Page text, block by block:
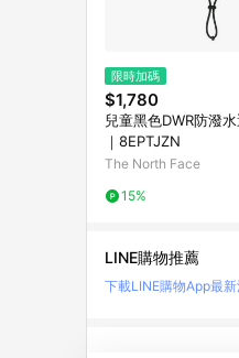
限時加碼
$1,780
兒童黑色DWR防潑
｜8EPTJZN
The North Face
15%
LINE購物推薦
下載LINE購物App最